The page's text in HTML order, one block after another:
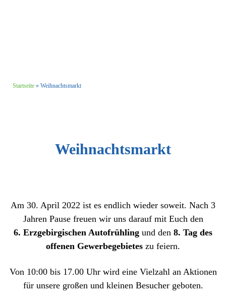
Startseite » Weihnachtsmarkt
Weihnachtsmarkt
Am 30. April 2022 ist es endlich wieder soweit. Nach 3
Jahren Pause freuen wir uns darauf mit Euch den
6. Erzgebirgischen Autofrühling und den 8. Tag des
offenen Gewerbegebietes zu feiern.
Von 10:00 bis 17.00 Uhr wird eine Vielzahl an Aktionen
für unsere großen und kleinen Besucher geboten.